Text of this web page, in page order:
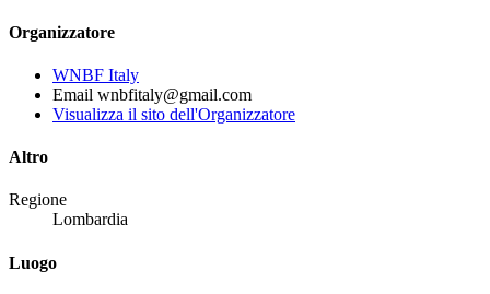
Organizzatore
WNBF Italy
Email wnbfitaly@gmail.com
Visualizza il sito dell'Organizzatore
Altro
Regione
Lombardia
Luogo